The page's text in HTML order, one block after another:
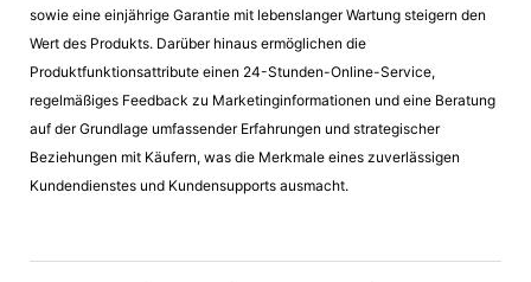
sowie eine einjährige Garantie mit lebenslanger Wartung steigern den
Wert des Produkts. Darüber hinaus ermöglichen die
Produktfunktionsattribute einen 24-Stunden-Online-Service,
regelmäßiges Feedback zu Marketinginformationen und eine Beratung
auf der Grundlage umfassender Erfahrungen und strategischer
Beziehungen mit Käufern, was die Merkmale eines zuverlässigen
Kundendienstes und Kundensupports ausmacht.